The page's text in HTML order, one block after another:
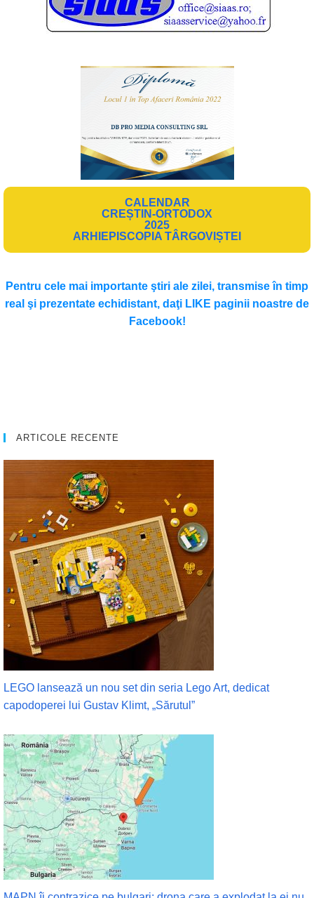
CALENDAR
CREȘTIN-ORTODOX
2025
ARHIEPISCOPIA TÂRGOVIȘTEI
Pentru cele mai importante ştiri ale zilei, transmise în timp
real şi prezentate echidistant, daţi LIKE paginii noastre de
Facebook!
ARTICOLE RECENTE
LEGO lansează un nou set din seria Lego Art, dedicat
capodoperei lui Gustav Klimt, „Sărutul”